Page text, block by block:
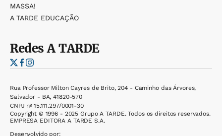
MASSA!
A TARDE EDUCAÇÃO
RedesA TARDE
Rua Professor Milton Cayres de Brito, 204 - Caminho das Árvores,
Salvador - BA, 41820-570
CNPJ nº 15.111.297/0001-30
Copyright © 1996 - 2025 Grupo A TARDE. Todos os direitos reservados.
EMPRESA EDITORA A TARDE S.A.
Desenvolvido por: